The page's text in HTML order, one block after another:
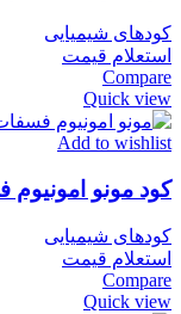
کودهای شیمیایی
استعلام قیمت
Compare
Quick view
Add to wishlist
کود مونو
کودهای شیمیایی
استعلام قیمت
Compare
Quick view